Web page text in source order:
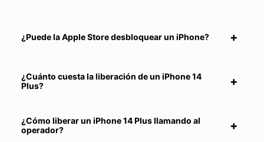
¿Puede la Apple Store desbloquear un iPhone?
¿Cuánto cuesta la liberación de un iPhone 14
Plus?
¿Cómo liberar un iPhone 14 Plus llamando al
operador?